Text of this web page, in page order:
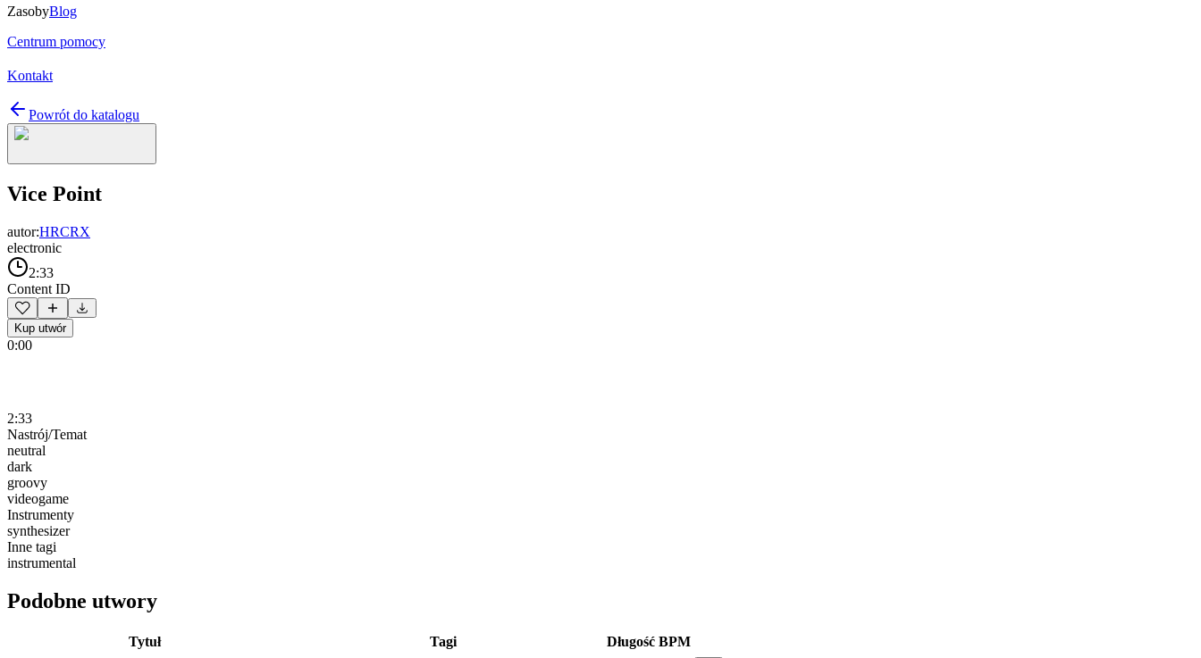
ZasobyBlog
Centrum pomocy
Kontakt
Powrót do katalogu
Vice Point
autor:HRCRX
electronic
2:33
Content ID
Kup utwór
0:00
2:33
Nastrój/Temat
neutral
dark
groovy
videogame
Instrumenty
synthesizer
Inne tagi
instrumental
Podobne utwory
Tytuł Tagi Długość BPM